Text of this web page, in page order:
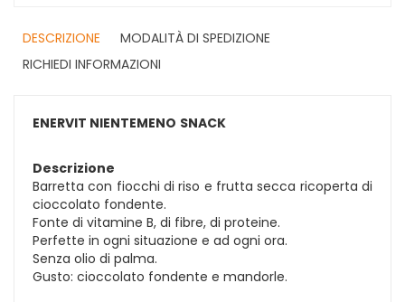
DESCRIZIONE
MODALITÀ DI SPEDIZIONE
RICHIEDI INFORMAZIONI
ENERVIT NIENTEMENO SNACK
Descrizione
Barretta con fiocchi di riso e frutta secca ricoperta di
cioccolato fondente.
Fonte di vitamine B, di fibre, di proteine.
Perfette in ogni situazione e ad ogni ora.
Senza olio di palma.
Gusto: cioccolato fondente e mandorle.